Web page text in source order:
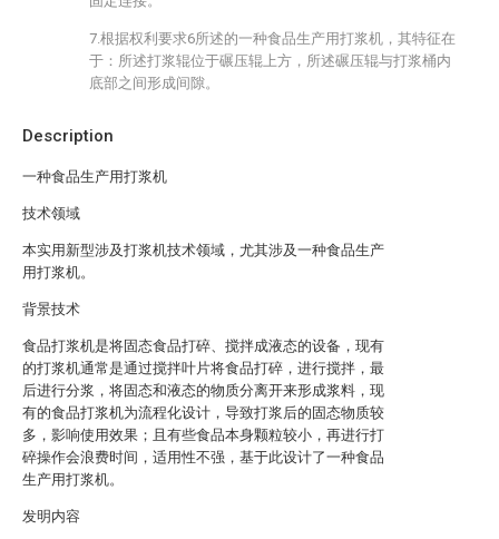
Description
一种食品生产用打浆机
技术领域
本实用新型涉及打浆机技术领域，尤其涉及一种食品生产
用打浆机。
背景技术
食品打浆机是将固态食品打碎、搅拌成液态的设备，现有
的打浆机通常是通过搅拌叶片将食品打碎，进行搅拌，最
后进行分浆，将固态和液态的物质分离开来形成浆料，现
有的食品打浆机为流程化设计，导致打浆后的固态物质较
多，影响使用效果；且有些食品本身颗粒较小，再进行打
碎操作会浪费时间，适用性不强，基于此设计了一种食品
生产用打浆机。
发明内容
7.根据权利要求6所述的一种食品生产用打浆机，其特征在
于：所述打浆辊位于碾压辊上方，所述碾压辊与打浆桶内
底部之间形成间隙。